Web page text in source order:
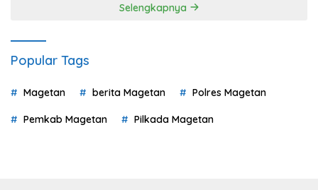
Selengkapnya
Popular Tags
Magetan berita Magetan Polres Magetan
Pemkab Magetan Pilkada Magetan